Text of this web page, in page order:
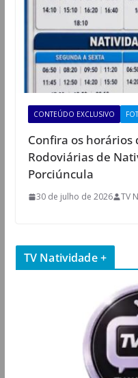
CONTEÚDO EXCLUSIVO
Confira os horários
Rodoviárias de
Porciúncula
30 de julho de 2026 TV
TV Natividade +